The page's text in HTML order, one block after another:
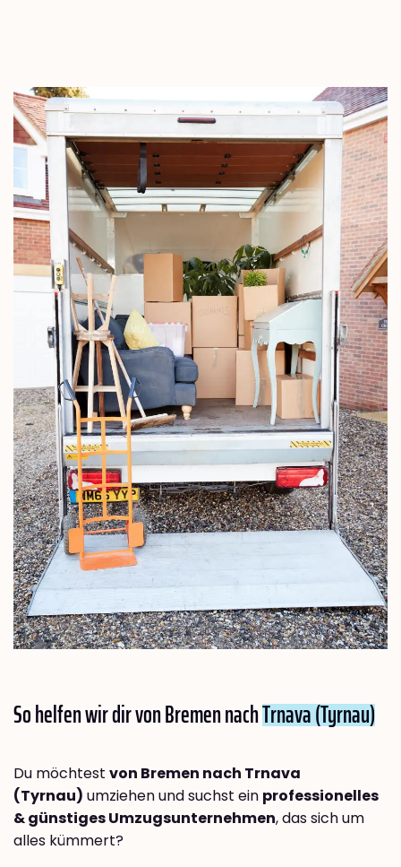
So helfen wir dir von Bremen nachTrnava (Tyrnau)
Du möchtest von Bremen nach Trnava
(Tyrnau) umziehen und suchst ein professionelles
& günstiges Umzugsunternehmen, das sich um
alles kümmert?